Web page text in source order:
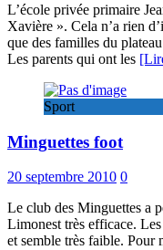
L’école privée primaire
Xavière ». Cela n’a rien
que des familles du
Les parents qui ont les
Sport
Minguettes foot
20 septembre 2010 0
Le club des Minguettes a
Limonest très efficace.
et semble très faible. Pour